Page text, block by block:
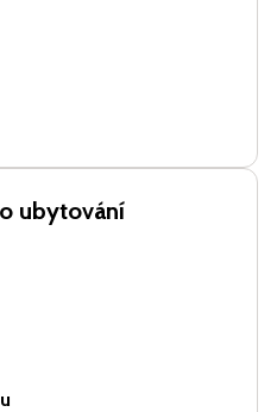
ubytování